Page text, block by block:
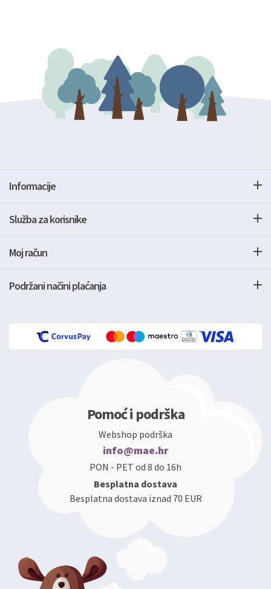
Informacije
Služba za korisnike
Moj račun
Podržani načini plaćanja
Pomoć i podrška
Webshop podrška
info@mae.hr
PON - PET od 8 do 16h
Besplatna dostava
Besplatna dostava iznad 70 EUR